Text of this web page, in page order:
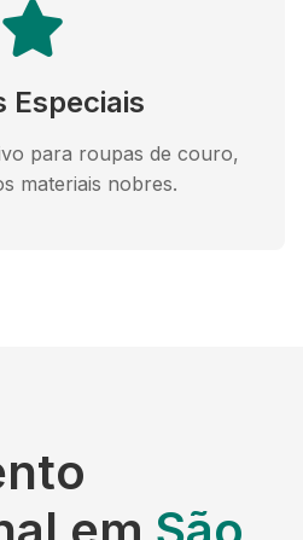
Especiais
para roupas de couro,
materiais nobres.